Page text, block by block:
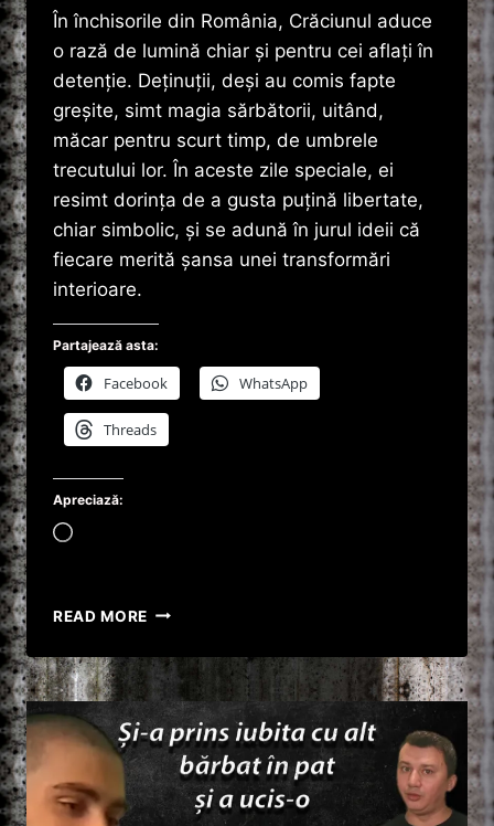
În închisorile din România, Crăciunul aduce
o rază de lumină chiar și pentru cei aflați în
detenție. Deținuții, deși au comis fapte
greșite, simt magia sărbătorii, uitând,
măcar pentru scurt timp, de umbrele
trecutului lor. În aceste zile speciale, ei
resimt dorința de a gusta puțină libertate,
chiar simbolic, și se adună în jurul ideii că
fiecare merită șansa unei transformări
interioare.
Partajează asta:
Facebook WhatsApp
Threads
Apreciază:
Încarc...
READ MORE CRĂCIUN
PENITENCIAR